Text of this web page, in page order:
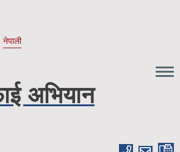
नेपाली
अभियान